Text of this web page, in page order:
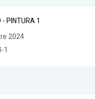
PINTURA 1
2024
1